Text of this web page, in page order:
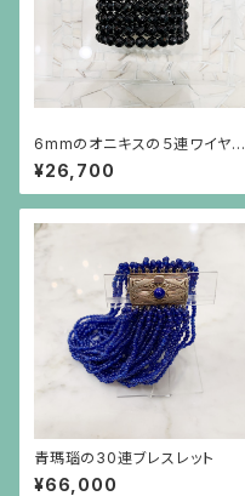
6mmのオニキスの５連ワイヤー
ブレスレット
¥26,700
青瑪瑙の30連ブレスレット
¥66,000